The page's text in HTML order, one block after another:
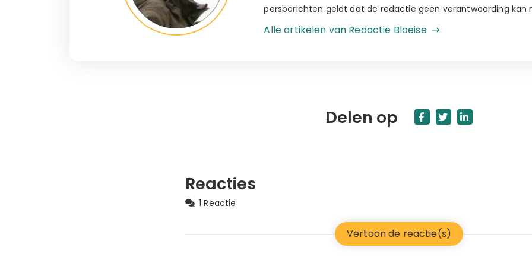
persberichten geldt dat de redactie geen verantwoording kan
Alle artikelen van Redactie Bloeise
Delen op
Reacties
1 Reactie
Vertoon de reactie(s)